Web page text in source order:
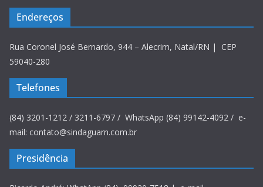
Endereços
Rua Coronel José Bernardo, 944 – Alecrim, Natal/RN | CEP
59040-280
Telefones
(84) 3201-1212 / 3211-6797 / WhatsApp (84) 99142-4092 / e-
mail: contato@sindaguarn.com.br
Presidência